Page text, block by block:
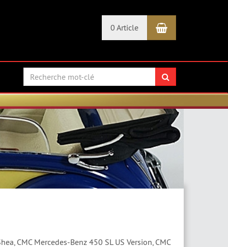
0 Article Panier
CMC Mercedes-Benz 450 SL US Version, CMC